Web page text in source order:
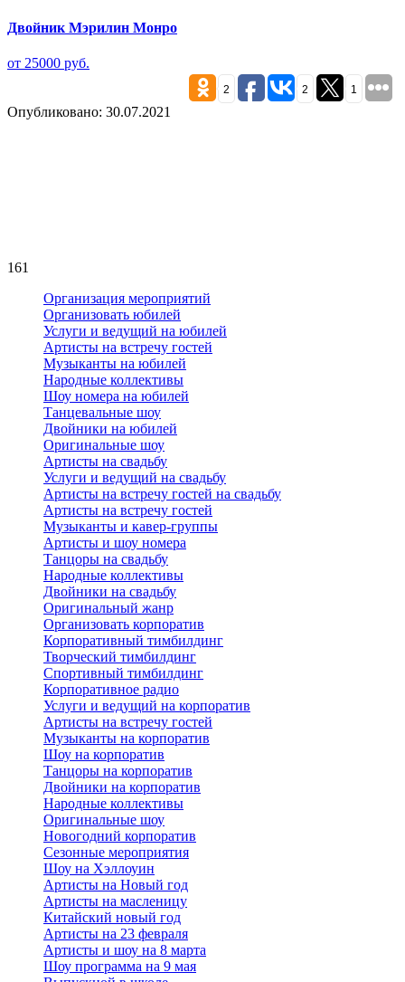
Двойник Мэрилин Монро
от 25000 руб.
2 2 1
Опубликовано: 30.07.2021
161
Организация мероприятий
Организовать юбилей
Услуги и ведущий на юбилей
Артисты на встречу гостей
Музыканты на юбилей
Народные коллективы
Шоу номера на юбилей
Танцевальные шоу
Двойники на юбилей
Оригинальные шоу
Артисты на свадьбу
Услуги и ведущий на свадьбу
Артисты на встречу гостей на свадьбу
Артисты на встречу гостей
Музыканты и кавер-группы
Артисты и шоу номера
Танцоры на свадьбу
Народные коллективы
Двойники на свадьбу
Оригинальный жанр
Организовать корпоратив
Корпоративный тимбилдинг
Творческий тимбилдинг
Спортивный тимбилдинг
Корпоративное радио
Услуги и ведущий на корпоратив
Артисты на встречу гостей
Музыканты на корпоратив
Шоу на корпоратив
Танцоры на корпоратив
Двойники на корпоратив
Народные коллективы
Оригинальные шоу
Новогодний корпоратив
Сезонные мероприятия
Шоу на Хэллоуин
Артисты на Новый год
Артисты на масленицу
Китайский новый год
Артисты на 23 февраля
Артисты и шоу на 8 марта
Шоу программа на 9 мая